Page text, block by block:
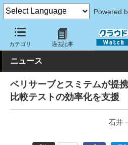
Powered
カテゴリ 過去記事
クラウド Watch トピック 協業・提
ニュース
ベリサーブとスミテムが提
比較テストの効率化を支援
石井